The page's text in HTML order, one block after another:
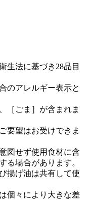
生法に基づき28品目
のアレルギー表示と
［ごま］が含まれま
要望はお受けできま
図せず使用食材に含
る場合があります。
揚げ油は共有して使
個々により大きな差